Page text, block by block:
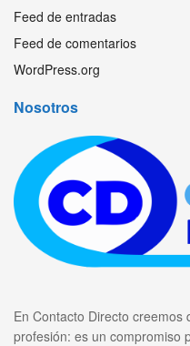
Feed de entradas
Feed de comentarios
WordPress.org
Nosotros
En Contacto Directo
profesión: es un compromiso